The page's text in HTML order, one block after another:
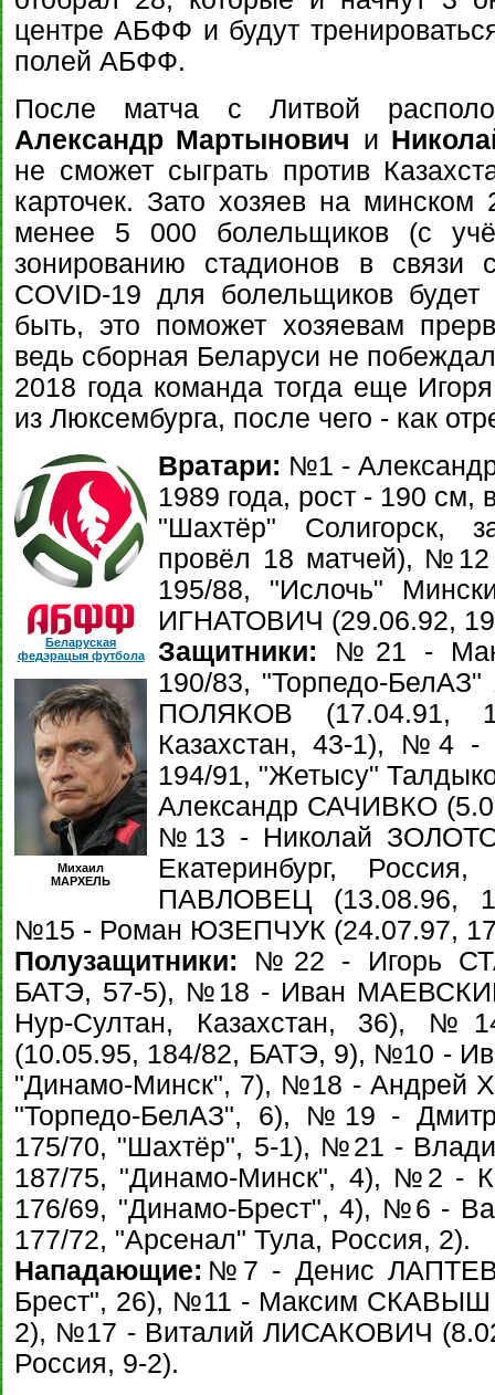
центре АБФФ и будут
полей АБФФ.
После матча с Литвой
Александр Мартынович и
не сможет сыграть против
карточек. Зато хозяев на минском
менее 5 000 болельщиков (с
зонированию стадионов в связи
COVID-19 для болельщиков
быть, это поможет хозяевам
ведь сборная Беларуси не
2018 года команда тогда еще
из Люксембурга, после чего - как
Беларуская
федэрацыя футбола
Михаил
МАРХЕЛЬ
Вратари: №1 -
1989 года, рост - 190 см,
"Шахтёр" Солигорск,
провёл 18 матчей),
195/88, "Ислочь"
ИГНАТОВИЧ (29.06.92,
Защитники: №21 -
190/83, "Торпедо-
ПОЛЯКОВ (17.04.91,
Казахстан, 43-1), №4 -
194/91, "Жетысу"
Александр САЧИВКО
№13 - Николай
Екатеринбург,
ПАВЛОВЕЦ (13.08.96,
№15 - Роман ЮЗЕПЧУК (24.07.97,
Полузащитники: №22 - Игорь
БАТЭ, 57-5), №18 - Иван
Нур-Султан, Казахстан, 36),
(10.05.95, 184/82, БАТЭ, 9), №10 -
"Динамо-Минск", 7), №18 - Андрей
"Торпедо-БелАЗ", 6), №19 -
175/70, "Шахтёр", 5-1), №21 -
187/75, "Динамо-Минск", 4), №2 -
176/69, "Динамо-Брест", 4), №6 -
177/72, "Арсенал" Тула, Россия, 2).
Нападающие: №7 - Денис ЛАПТЕВ
Брест", 26), №11 - Максим СКАВЫШ
2), №17 - Виталий ЛИСАКОВИЧ
Россия, 9-2).